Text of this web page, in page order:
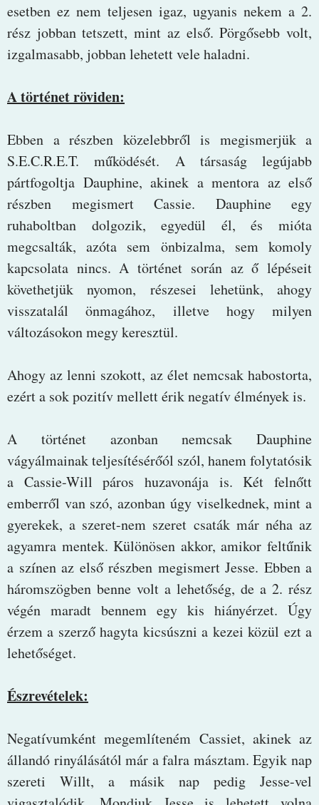
esetben ez nem teljesen igaz, ugyanis nekem a 2.
rész jobban tetszett, mint az első. Pörgősebb volt,
izgalmasabb, jobban lehetett vele haladni.
A történet röviden:
Ebben a részben közelebbről is megismerjük a
S.E.C.R.E.T. működését. A társaság legújabb
pártfogoltja Dauphine, akinek a mentora az első
részben megismert Cassie. Dauphine egy
ruhaboltban dolgozik, egyedül él, és mióta
megcsalták, azóta sem önbizalma, sem komoly
kapcsolata nincs. A történet során az ő lépéseit
követhetjük nyomon, részesei lehetünk, ahogy
visszatalál önmagához, illetve hogy milyen
változásokon megy keresztül.
Ahogy az lenni szokott, az élet nemcsak habostorta,
ezért a sok pozitív mellett érik negatív élmények is.
A történet azonban nemcsak Dauphine
vágyálmainak teljesítésérőól szól, hanem folytatósik
a Cassie-Will páros huzavonája is. Két felnőtt
emberről van szó, azonban úgy viselkednek, mint a
gyerekek, a szeret-nem szeret csaták már néha az
agyamra mentek. Különösen akkor, amikor feltűnik
a színen az első részben megismert Jesse. Ebben a
háromszögben benne volt a lehetőség, de a 2. rész
végén maradt bennem egy kis hiányérzet. Úgy
érzem a szerző hagyta kicsúszni a kezei közül ezt a
lehetőséget.
Észrevételek:
Negatívumként megemlíteném Cassiet, akinek az
állandó rinyálásától már a falra másztam. Egyik nap
szereti Willt, a másik nap pedig Jesse-vel